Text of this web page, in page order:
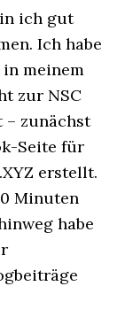
ich gut
Ich habe
meinem
zur NSC
– zunächst
Seite für
erstellt.
Minuten
habe